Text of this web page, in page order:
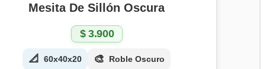
Mesita De Sillón Oscura
📐 60x40x20 🎨 Roble Oscuro
$3.900